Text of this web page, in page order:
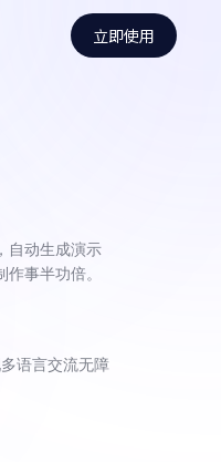
立即使用
自动生成演示
事半功倍。
语言交流无障